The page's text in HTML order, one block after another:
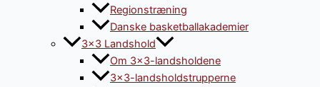
Regionstræning
Danske basketballakademier
3×3 Landshold
Om 3×3-landsholdene
3×3-landsholdstrupperne